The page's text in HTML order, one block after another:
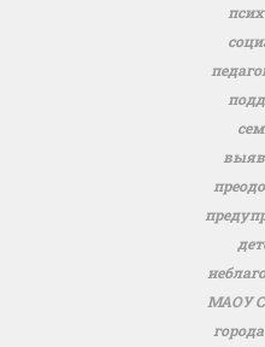
МАОУ